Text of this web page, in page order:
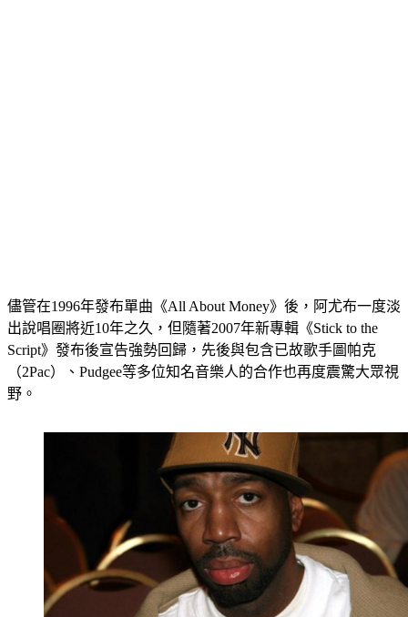
出說唱圈將近10年之久，但隨著2007年新專輯《Stick to the
Script》發布後宣告強勢回歸，先後與包含已故歌手圖帕克
（2Pac）、Pudgee等多位知名音樂人的合作也再度震驚大眾視
野。